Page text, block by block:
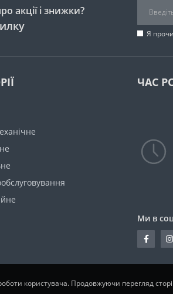
акції і знижки?
Я
ЧАС
Ми в
користувача. Продовжуючи перегляд